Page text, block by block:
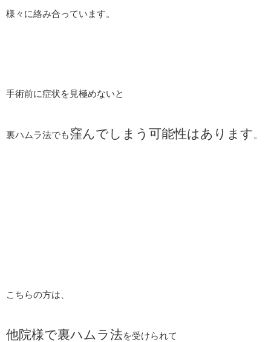
様々に絡み合っています。
手術前に症状を見極めないと
裏ハムラ法でも窪んでしまう可能性はあります 。
こちらの方は、
他院様で裏ハムラ法を受けられて